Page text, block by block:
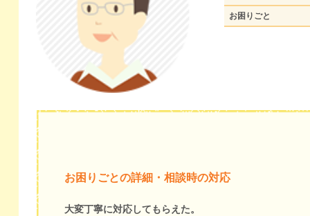
お困りごと
お困りごとの詳細・相談時の対応
大変丁寧に対応してもらえた。